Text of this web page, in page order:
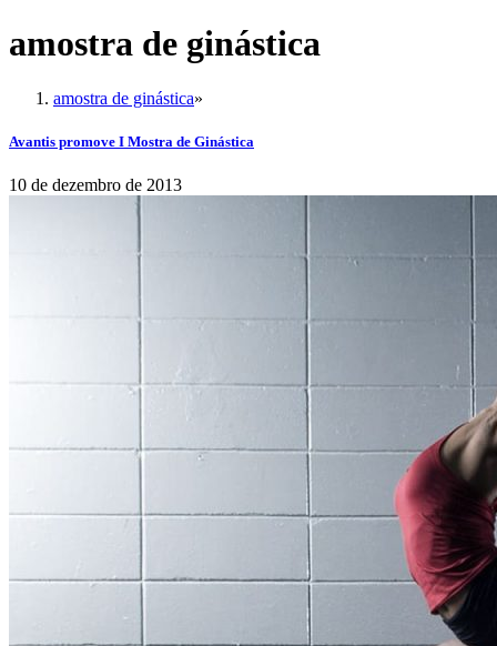
amostra de ginástica
amostra de ginástica»
Avantis promove I Mostra de Ginástica
10 de dezembro de 2013